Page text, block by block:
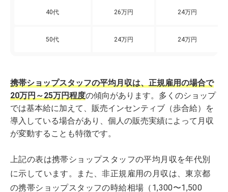
40代 26万円 24万円
50代 24万円 24万円
携帯ショップスタッフの平均月収は、正規雇用の場合で
20万円～25万円程度の傾向があります。多くのショップ
では基本給に加えて、販売インセンティブ（歩合給）を
導入している場合があり、個人の販売実績によって月収
が変動することも特徴です。
上記の表は携帯ショップスタッフの平均月収を年代別
に示しています。また、非正規雇用の月収は、東京都
の携帯ショップスタッフの時給相場（1,300〜1,500